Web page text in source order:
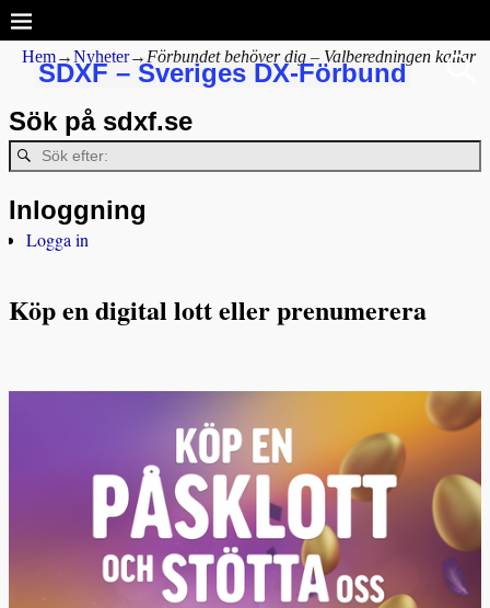
SDXF – Sveriges DX-Förbund
Hem→Nyheter→ Förbundet behöver dig – Valberedningen kallar
Sök på sdxf.se
Inloggning
Logga in
Köp en digital lott eller prenumerera